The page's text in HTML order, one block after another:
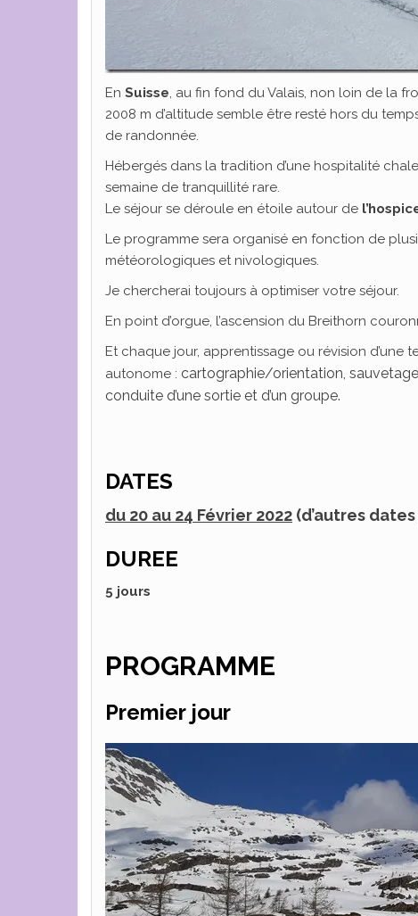
En Suisse, au fin fond du Valais, non loin de la
2008 m d’altitude semble être resté hors du
de randonnée.
Hébergés dans la tradition d’une hospitalité
semaine de tranquillité rare.
Le séjour se déroule en étoile autour de
Le programme sera organisé en fonction de
météorologiques et nivologiques.
Je chercherai toujours à optimiser votre séjour.
En point d’orgue, l’ascension du Breithorn
Et chaque jour, apprentissage ou révision
autonome : cartographie/orientation,
conduite d’une sortie et d’un groupe.
DATES
du 20 au 24 Février 2022 (d’autres
DUREE
5 jours
PROGRAMME
Premier jour